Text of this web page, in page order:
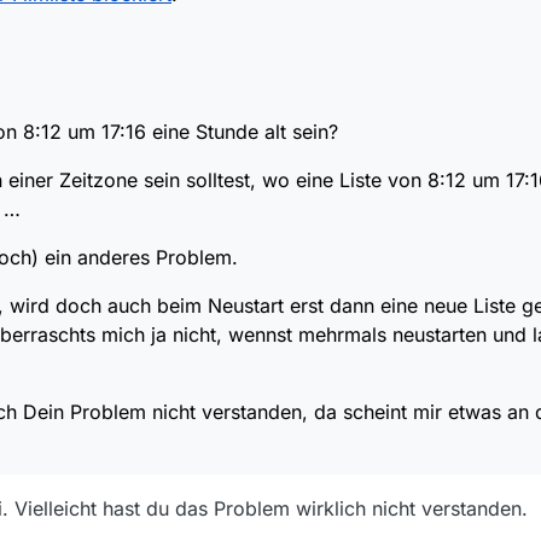
erinner, wird doch auch beim Neustart erst dann eine neue Liste
hab ich Dein Problem nicht verstanden, da scheint mir etwas an
8:12 um 17:16 eine Stunde alt sein?
Zeitzone sein solltest, wo eine Liste von 8:12 um
…
ein anderes Problem.
doch auch beim Neustart erst dann eine neue Liste
mich ja nicht, wennst mehrmals neustarten und
Dein Problem nicht verstanden, da scheint mir etwas an
hast du das Problem wirklich nicht verstanden.